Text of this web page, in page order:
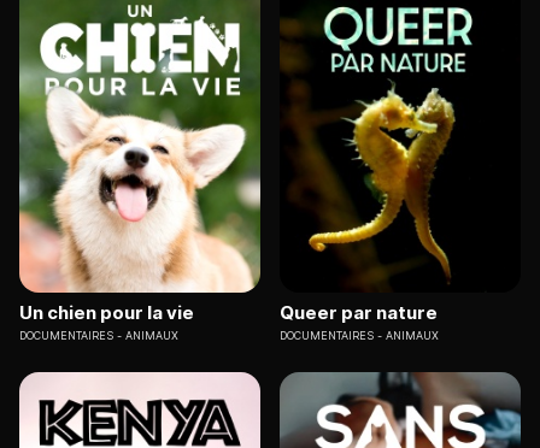
Un chien pour la vie
DOCUMENTAIRES ANIMAUX
Queer par nature
DOCUMENTAIRES ANIMAUX